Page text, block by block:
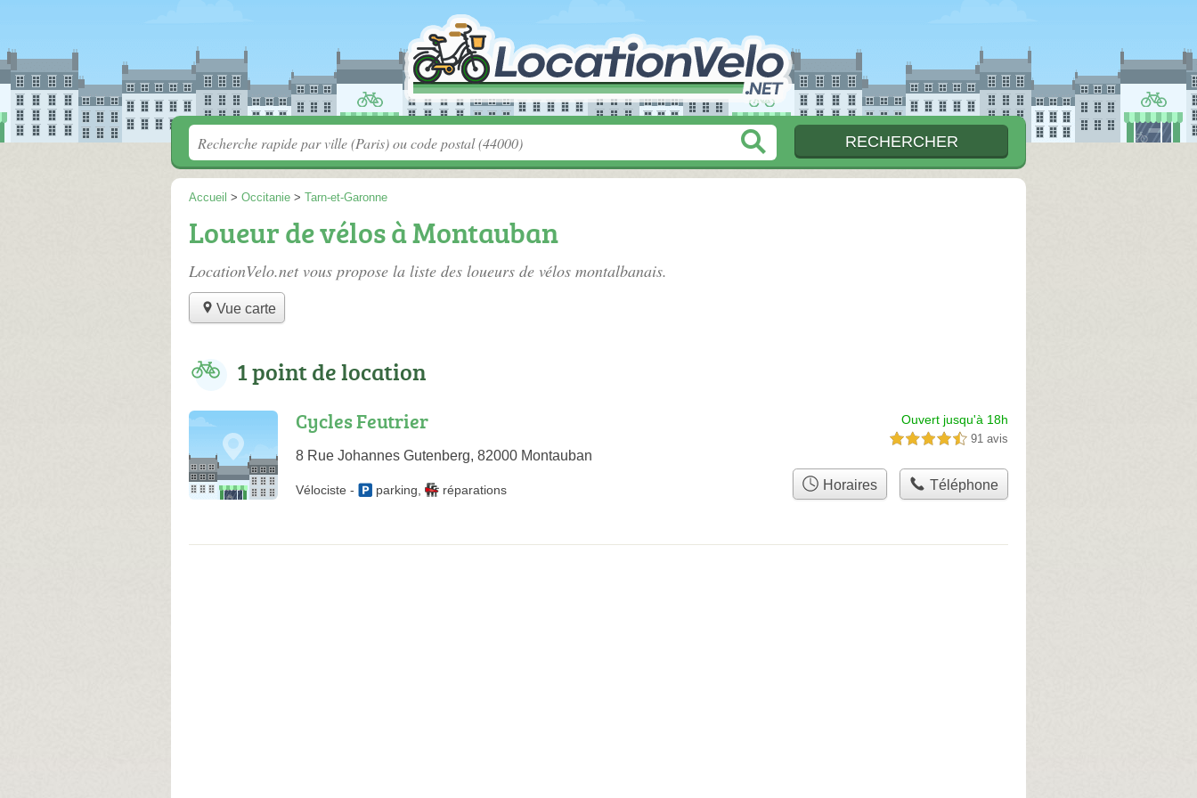
Accueil > Occitanie > Tarn-et-Garonne
Loueur de vélos à Montauban
LocationVelo.net vous propose la liste des loueurs de vélos montalbanais.
Vue carte
1 point de location
Cycles Feutrier
8 Rue Johannes Gutenberg, 82000 Montauban
Ouvert jusqu'à 18h
4,5 étoiles sur 5 91 avis
Vélociste - parking réparations Horaires Téléphone